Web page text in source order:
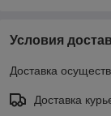
Условия
Доставка
Доставка